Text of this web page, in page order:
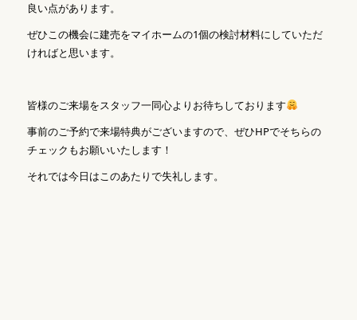
良い点があります。
ぜひこの機会に建売をマイホームの1個の検討材料にしていただ
ければと思います。
皆様のご来場をスタッフ一同心よりお待ちしております
事前のご予約で来場特典がございますので、ぜひHPでそちらの
チェックもお願いいたします！
それでは今日はこのあたりで失礼します。